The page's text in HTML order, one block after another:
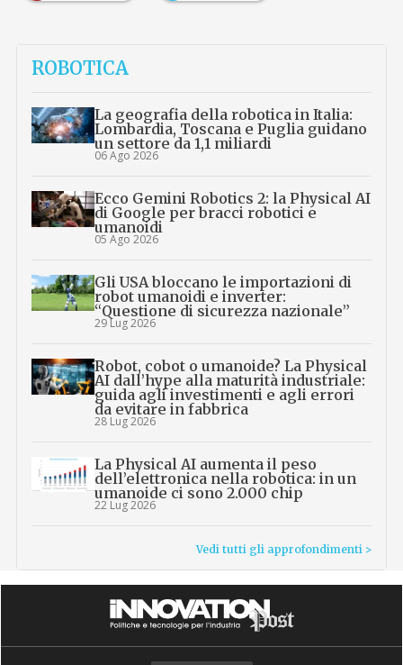
ROBOTICA
La geografia della robotica in Italia:
Lombardia, Toscana e Puglia guidano
un settore da 1,1 miliardi
06 Ago 2026
Ecco Gemini Robotics 2: la Physical AI
di Google per bracci robotici e
umanoidi
05 Ago 2026
Gli USA bloccano le importazioni di
robot umanoidi e inverter:
“Questione di sicurezza nazionale”
29 Lug 2026
Robot, cobot o umanoide? La Physical
AI dall’hype alla maturità industriale:
guida agli investimenti e agli errori
da evitare in fabbrica
28 Lug 2026
La Physical AI aumenta il peso
dell’elettronica nella robotica: in un
umanoide ci sono 2.000 chip
22 Lug 2026
Vedi tutti gli approfondimenti >